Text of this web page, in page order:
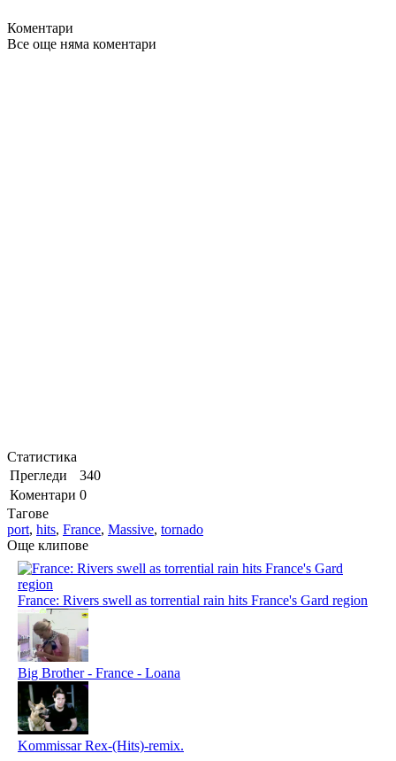
Коментари
Все още няма коментари
Статистика
Прегледи
340
Коментари 0
Тагове
port, hits, France, Massive, tornado
Още клипове
France: Rivers swell as torrential rain hits France's Gard region
Big Brother - France - Loana
Kommissar Rex-(Hits)-remix.